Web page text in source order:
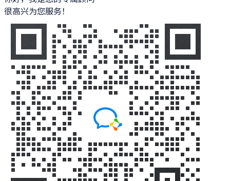
很高兴为您服务！